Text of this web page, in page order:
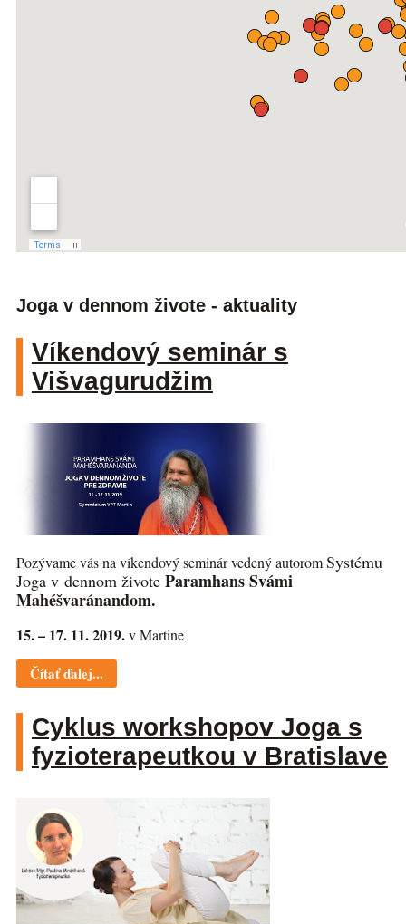
Joga v dennom živote - aktuality
Víkendový seminár s
Višvagurudžim
Pozývame vás na víkendový seminár vedený autoromSystému
Joga v dennom živote Paramhans Svámi
Mahéšvaránandom.
15. – 17. 11. 2019.v Martine
Čítať ďalej...
Cyklus workshopov Joga s
fyzioterapeutkou v Bratislave